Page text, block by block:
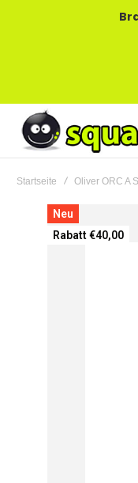
Brauchen Sie
Startseite Oliver ORC A
Zum
Ende
der
Neu
Rabatt €40,00